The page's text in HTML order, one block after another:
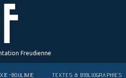
Freudienne
BOULIMIE TEXTES & BIBLIOGRAPHIES